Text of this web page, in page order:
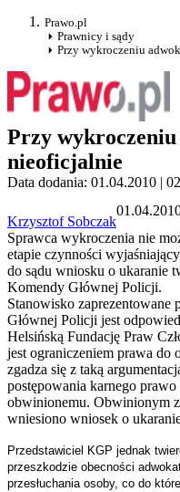
Prawo.pl
Prawnicy i sądy
Przy wykroczeniu
Przy
nieoficjalnie
Data dodania: 01.04.2010 |
Krzysztof Sobczak
Sprawca wykroczenia nie
etapie czynności
do sądu wniosku o ukaranie
Komendy Głównej Policji.
Stanowisko zaprezentowane
Głównej Policji jest
Helsińską Fundację Praw
jest ograniczeniem prawa
zgadza się z taką
postępowania karnego
obwinionemu. Obwinionym
wniesiono wniosek o
Przedstawiciel KGP jednak
przeszkodzie obecności
przesłuchania osoby, co do